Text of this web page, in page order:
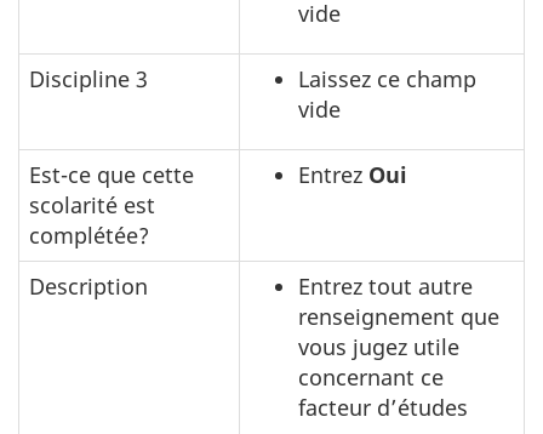
vide
Discipline 3
Laissez ce champ
vide
Est-ce que cette
scolarité est
complétée?
Entrez Oui
Description
Entrez tout autre
renseignement que
vous jugez utile
concernant ce
facteur d’études